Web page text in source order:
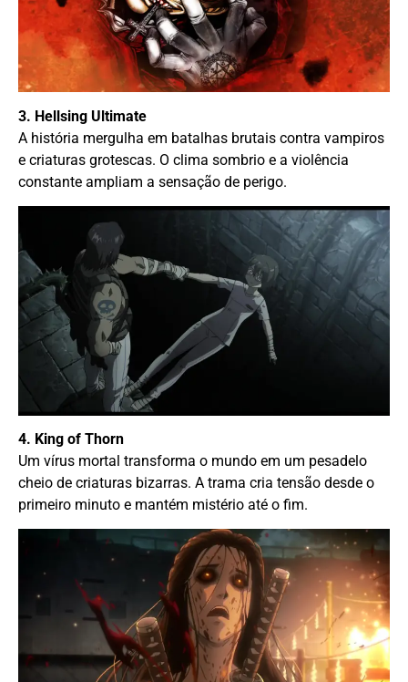
3. Hellsing Ultimate
A história mergulha em batalhas brutais contra vampiros
e criaturas grotescas. O clima sombrio e a violência
constante ampliam a sensação de perigo.
4. King of Thorn
Um vírus mortal transforma o mundo em um pesadelo
cheio de criaturas bizarras. A trama cria tensão desde o
primeiro minuto e mantém mistério até o fim.